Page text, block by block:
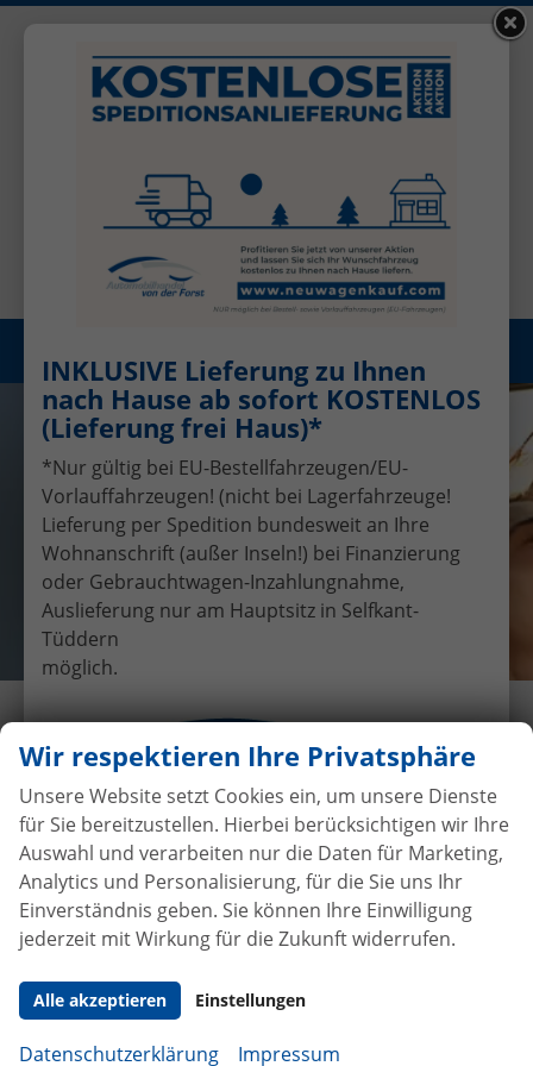
Öffnungszeiten: Mo - Fr 08.00 - 17.00
Registrieren
Übergabe eines EU-
Neufahrzeuges Ford Fiesta an
Familie Pauels
25.2.2019 • Auslieferungen
Wir respektieren Ihre Privatsphäre
Unsere Website setzt Cookies ein, um unsere Dienste
für Sie bereitzustellen. Hierbei berücksichtigen wir Ihre
Auswahl und verarbeiten nur die Daten für Marketing,
Analytics und Personalisierung, für die Sie uns Ihr
Einverständnis geben. Sie können Ihre Einwilligung
jederzeit mit Wirkung für die Zukunft widerrufen.
Alle akzeptieren Einstellungen
Datenschutzerklärung Impressum
INKLUSIVE Lieferung zu Ihnen
nach Hause ab sofort KOSTENLOS
(Lieferung frei Haus)*
*Nur gültig bei EU-Bestellfahrzeugen/EU-
Vorlauffahrzeugen! (nicht bei Lagerfahrzeuge!
Lieferung per Spedition bundesweit an Ihre
Wohnanschrift (außer Inseln!) bei Finanzierung
oder Gebrauchtwagen-Inzahlungnahme,
Auslieferung nur am Hauptsitz in Selfkant-
Tüddern
möglich.
Autokaufohne Anzahlungbei
Beim Automobilhandel von der Forst genießen Sie
maximale Sicherheit und Transparenz. Bei uns